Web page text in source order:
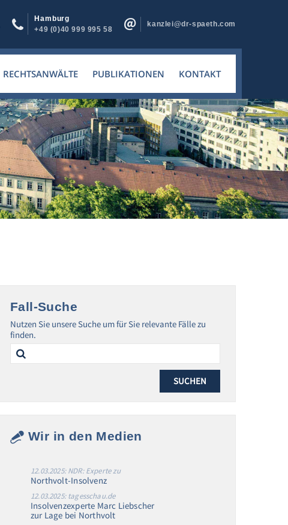
Hamburg
+49 (0)40 999 995 58
kanzlei@dr-spaeth.com
RECHTSANWÄLTE PUBLIKATIONEN KONTAKT
Fall-Suche
Nutzen Sie unsere Suche um für Sie relevante Fälle zu
finden.
Search
for:
Wir in den Medien
12.03.2025: NDR: Experte zu
Northvolt-Insolvenz
12.03.2025: tagesschau.de
Insolvenzexperte Marc Liebscher
zur Lage bei Northvolt